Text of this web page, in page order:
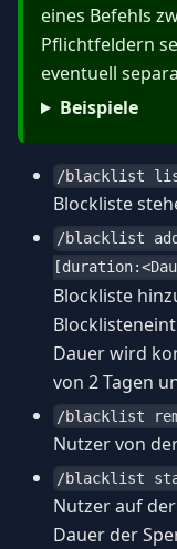
eines Befehls
Pflichtfeldern
eventuell
Beispiele
/blacklist
Blockliste
/blacklist add
Blockliste
Dauer wird
von 2 Tagen
/blacklist
Nutzer von
/blacklist
Nutzer auf
Dauer der